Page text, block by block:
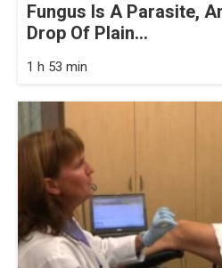
Fungus Is A Parasite,
Drop Of Plain...
1 h 53 min